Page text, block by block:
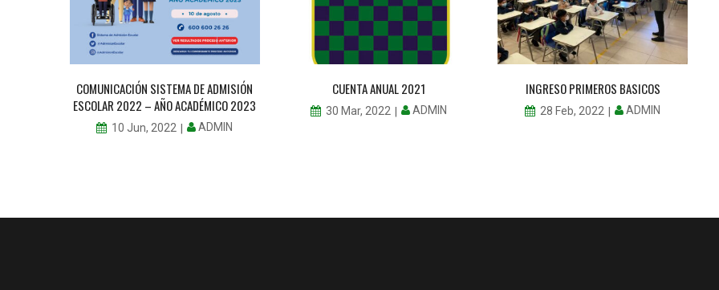
COMUNICACIÓN SISTEMA DE ADMISIÓN
ESCOLAR 2022 – AÑO ACADÉMICO 2023
10 Jun, 2022 ADMIN
CUENTA ANUAL 2021
30 Mar, 2022 ADMIN
INGRESO PRIMEROS BASICOS
28 Feb, 2022 ADMIN